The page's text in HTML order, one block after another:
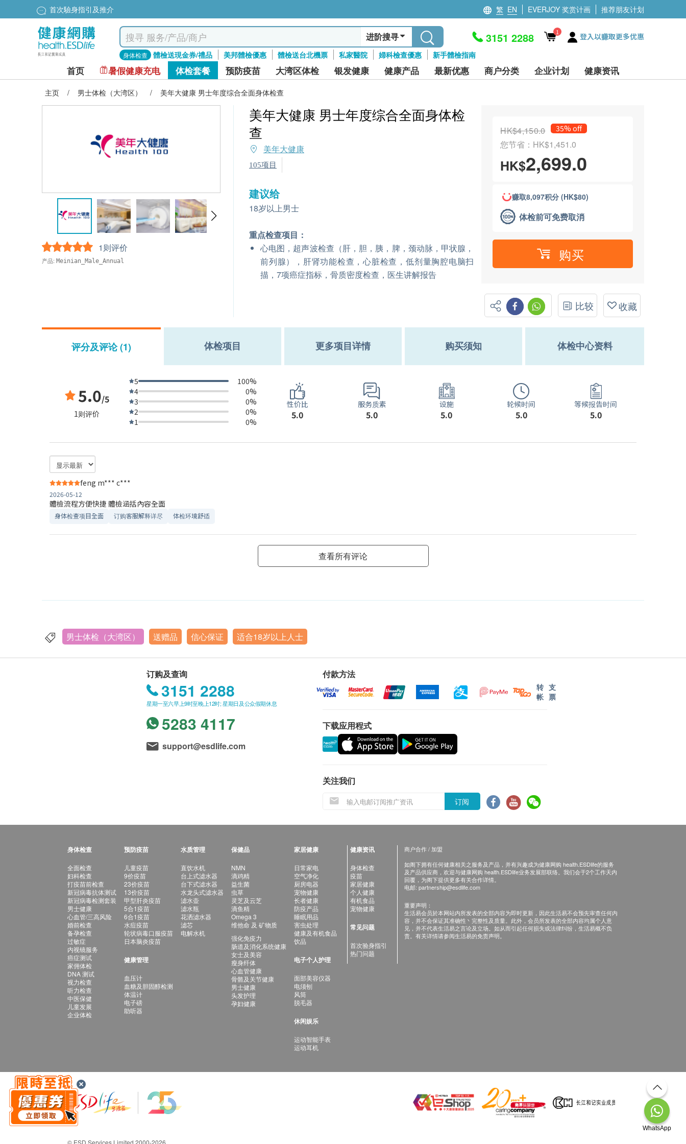
首次驗身指引及推介 繁 EN EVERJOY 奖赏计画 推荐朋友计划
进阶搜寻
身体检查 體檢送現金券/禮品 美邦體檢優惠 體檢送台北機票 私家醫院 婦科檢查優惠 新手體檢指南
3151 2288 1 登入以赚取更多优惠
首页 暑假健康充电 体检套餐 预防疫苗 大湾区体检 银发健康 健康产品 最新优惠 商户分类 企业计划 健康资讯
主页 / 男士体检（大湾区） / 美年大健康 男士年度综合全面身体检查
1则评价
产品: Meinian_Male_Annual
美年大健康 男士年度综合全面身体检
查
美年大健康
105项目
建议给
18岁以上男士
重点检查项目：
心电图，超声波检查（肝，胆，胰，脾，颈动脉，甲状腺，
前列腺），肝肾功能检查，心脏检查，低剂量胸腔电脑扫
描，7项癌症指标，骨质密度检查，医生讲解报告
HK$4,150.0 35% off
您节省：HK$1,451.0
HK$2,699.0
赚取8,097积分 (HK$80)
体检前可免费取消
购买
比较 收藏
评分及评论 (1) 体检项目 更多项目详情 购买须知 体检中心资料
5.0/5
1则评价
5
100%
4
0%
3
0%
2
0%
1
0%
性价比
5.0
服务质素
5.0
设施
5.0
轮候时间
5.0
等候报告时间
5.0
feng m*** c***
2026-05-12
體檢流程方便快捷 體檢涵括內容全面
身体检查项目全面 订购客服解释详尽 体检环境舒适​
查看所有评论
男士体检（大湾区） 送赠品 信心保证 适合18岁以上人士
订购及查询
3151 2288
星期一至六早上9时至晚上12时; 星期日及公众假期休息
5283 4117
support@esdlife.com
付款方法
转
帐
支
票
下载应用程式
关注我们
订阅
身体检查
全面检查
妇科检查
打疫苗前检查
新冠病毒抗体测试
新冠病毒检测套装
男士健康
心血管/三高风险
婚前检查
备孕检查
过敏症
内视镜服务
癌症测试
家佣体检
DNA 测试
视力检查
听力检查
中医保健
儿童发展
企业体检
预防疫苗
儿童疫苗
9价疫苗
23价疫苗
13价疫苗
甲型肝炎疫苗
5合1疫苗
6合1疫苗
水痘疫苗
轮状病毒口服疫苗
日本脑炎疫苗
健康管理
血压计
血糖及胆固醇检测
体温计
电子磅
助听器
水质管理
直饮水机
台上式滤水器
台下式滤水器
水龙头式滤水器
滤水壶
滤水瓶
花洒滤水器
滤芯
电解水机
保健品
NMN
滴鸡精
益生菌
虫草
灵芝及云芝
滴鱼精
Omega 3
维他命 及 矿物质
强化免疫力
肠道及消化系统健康
女士及美容
瘦身纤体
心血管健康
骨骼及关节健康
男士健康
头发护理
孕妇健康
家居健康
日常家电
空气净化
厨房电器
宠物健康
长者健康
防疫产品
睡眠用品
害虫处理
健康及有机食品
饮品
电子个人护理
面部美容仪器
电须刨
风筒
脱毛器
休闲娱乐
运动智能手表
运动耳机
健康资讯
身体检查
疫苗
家居健康
个人健康
有机食品
宠物健康
常见问题
首次验身指引
热门问题
商户合作 / 加盟
如阁下拥有任何健康相关之服务及产品，并有兴趣成为健康网购 health.ESDlife的服务
及产品供应商，欢迎与健康网购 health.ESDlife业务发展部联络。我们会于2个工作天内
回覆，为阁下提供更多有关合作详情。
电邮: partnership@esdlife.com
重要声明：
生活易会员於本网站内所发表的全部内容为即时更新，因此生活易不会预先审查任何内
容，并不会保证其准确性丶完整性及质量。此外，会员所发表的全部内容均属个人意
见，并不代表生活易之言论及立场。如从而引起任何损失或法律纠纷，生活易概不负
责。有关详情请参阅生活易的免责声明。
© ESD Services Limited 2000-2026
WhatsApp